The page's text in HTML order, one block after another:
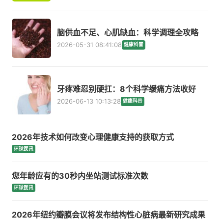
脑供血不足、心肌缺血：科学调理全攻略
2026-05-31 08:41:08 健康科普
牙疼难忍别硬扛：8个科学缓痛方法收好
2026-06-13 10:13:28 健康科普
2026年技术如何改变心理健康支持的获取方式
环球医讯
您年龄应有的30秒内坐站测试标准次数
环球医讯
2026年纽约瓣膜会议将发布结构性心脏病最新研究成果